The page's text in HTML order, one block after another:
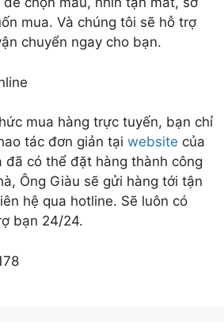
mua. Và chúng tôi sẽ hỗ trợ
chuyển ngay cho bạn.
mua hàng trực tuyến, bạn chỉ
tác đơn giản tại website của
đã có thể đặt hàng thành công
Ông Giàu sẽ gửi hàng tới tận
hệ qua hotline. Sẽ luôn có
bạn 24/24.